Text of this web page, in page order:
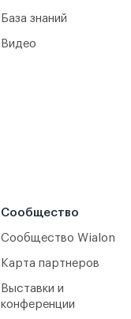
База знаний
Видео
Сообщество
Сообщество Wialon
Карта партнеров
Выставки и
конференции